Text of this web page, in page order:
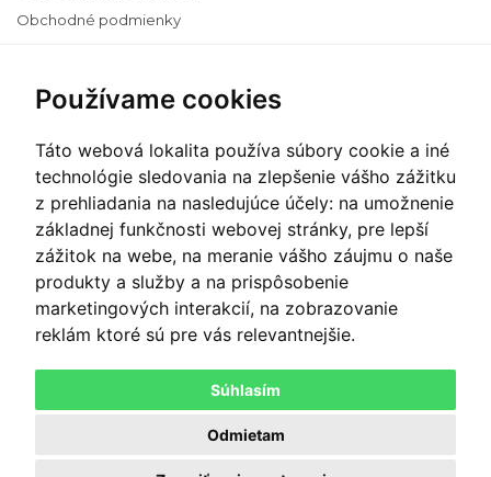
Používame cookies
Táto webová lokalita používa súbory cookie a iné
technológie sledovania na zlepšenie vášho zážitku
z prehliadania na nasledujúce účely: na umožnenie
základnej funkčnosti webovej stránky, pre lepší
zážitok na webe, na meranie vášho záujmu o naše
produkty a služby a na prispôsobenie
marketingových interakcií, na zobrazovanie
reklám ktoré sú pre vás relevantnejšie.
Súhlasím
Odmietam
Obchodné podmienky
Ochrana osobných údajov
Informácie o cookies
Zmeniť nastavenie cookies
PLATOBNÝ SYSTÉM